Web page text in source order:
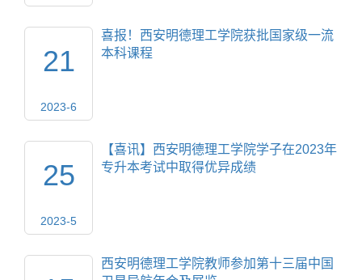
21
2023-6
喜报！西安明德理工学院获批国家级一流
本科课程
25
2023-5
【喜讯】西安明德理工学院学子在2023年
专升本考试中取得优异成绩
西安明德理工学院教师参加第十三届中国